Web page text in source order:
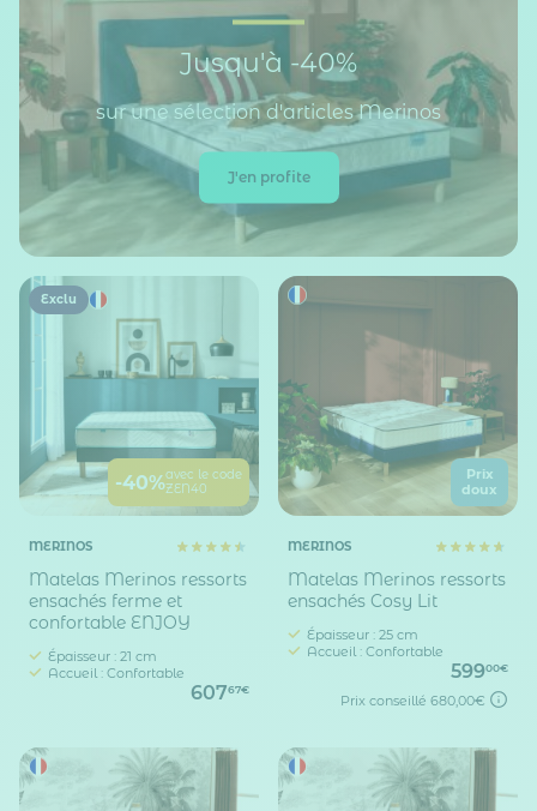
Jusqu'à -40%
sur une sélection d'articles Merinos
J'en profite
Exclu
-40%avec le code
ZEN40
MERINOS
Matelas Merinos ressorts
ensachés ferme et
confortable ENJOY
Épaisseur : 21 cm
Accueil : Confortable
60767€
Prix
doux
MERINOS
Matelas Merinos ressorts
ensachés Cosy Lit
Épaisseur : 25 cm
Accueil : Confortable
59900€
Prix conseillé 680,00€